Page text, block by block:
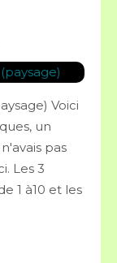
Voici
un
pas
Les 3
1 à10 et les